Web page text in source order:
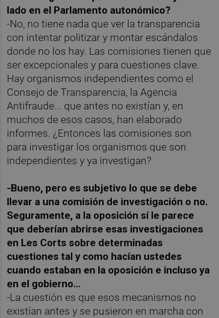
lado en el Parlamento autonómico?
-No, no tiene nada que ver la transparencia
con intentar politizar y montar escándalos
donde no los hay. Las comisiones tienen que
ser excepcionales y para cuestiones clave.
Hay organismos independientes como el
Consejo de Transparencia, la Agencia
Antifraude... que antes no existían y, en
muchos de esos casos, han elaborado
informes. ¿Entonces las comisiones son
para investigar los organismos que son
independientes y ya investigan?
-Bueno, pero es subjetivo lo que se debe
llevar a una comisión de investigación o no.
Seguramente, a la oposición sí le parece
que deberían abrirse esas investigaciones
en Les Corts sobre determinadas
cuestiones tal y como hacían ustedes
cuando estaban en la oposición e incluso ya
en el gobierno...
-La cuestión es que esos mecanismos no
existían antes y se pusieron en marcha con